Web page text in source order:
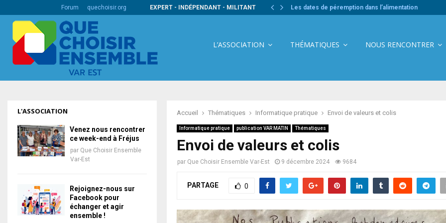
Forum quechoisir.org EXPERT - INDÉPENDANT - MILITANT
barres internationaux Les dates de péremption dans l’alimentation
L’ASSOCIATION THÉMATIQUES NOUS RENCONTRER
Accueil Thématiques Informatique pratique Envoi de valeurs et colis
Informatique pratique publication VAR MATIN Thématiques
Envoi de valeurs et colis
par Que Choisir Ensemble Var-Est 9 décembre 2024 9684
PARTAGE 0
L'ASSOCIATION
Venez nous rencontrer
ce week-end à Fréjus
par Que Choisir Ensemble
Var-Est
Rejoignez-nous sur
Facebook pour
échanger et agir
ensemble !